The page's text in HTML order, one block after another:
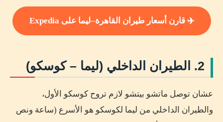
✈️ قارن أسعار طيران القاهرة–ليما على Expedia
2. الطيران الداخلي (ليما – كوسكو)
عشان توصل ماتشو بيتشو لازم تروح كوسكو الأول،
والطيران الداخلي من ليما لكوسكو هو الأسرع (ساعة ونص